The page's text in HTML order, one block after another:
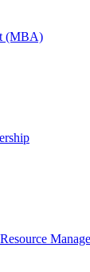
(MBA)